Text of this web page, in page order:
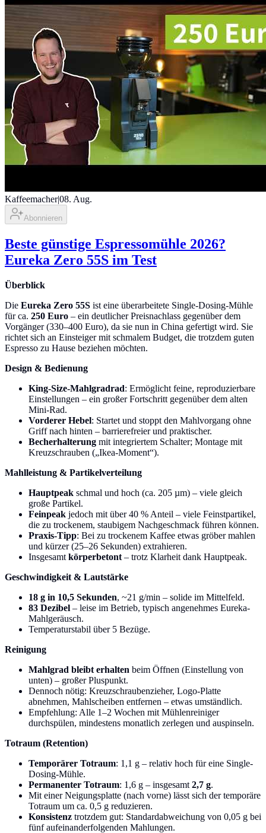
Kaffeemacher|08. Aug.
Abonnieren
Beste günstige Espressomühle 2026?
Eureka Zero 55S im Test
Überblick
Die Eureka Zero 55S ist eine überarbeitete Single-Dosing-Mühle
für ca. 250 Euro – ein deutlicher Preisnachlass gegenüber dem
Vorgänger (330–400 Euro), da sie nun in China gefertigt wird. Sie
richtet sich an Einsteiger mit schmalem Budget, die trotzdem guten
Espresso zu Hause beziehen möchten.
Design & Bedienung
King-Size-Mahlgradrad: Ermöglicht feine, reproduzierbare
Einstellungen – ein großer Fortschritt gegenüber dem alten
Mini-Rad.
Vorderer Hebel: Startet und stoppt den Mahlvorgang ohne
Griff nach hinten – barrierefreier und praktischer.
Becherhalterung mit integriertem Schalter; Montage mit
Kreuzschrauben („Ikea-Moment“).
Mahlleistung & Partikelverteilung
Hauptpeak schmal und hoch (ca. 205 µm) – viele gleich
große Partikel.
Feinpeak jedoch mit über 40 % Anteil – viele Feinstpartikel,
die zu trockenem, staubigem Nachgeschmack führen können.
Praxis-Tipp: Bei zu trockenem Kaffee etwas gröber mahlen
und kürzer (25–26 Sekunden) extrahieren.
Insgesamt körperbetont – trotz Klarheit dank Hauptpeak.
Geschwindigkeit & Lautstärke
18 g in 10,5 Sekunden, ~21 g/min – solide im Mittelfeld.
83 Dezibel – leise im Betrieb, typisch angenehmes Eureka-
Mahlgeräusch.
Temperaturstabil über 5 Bezüge.
Reinigung
Mahlgrad bleibt erhalten beim Öffnen (Einstellung von
unten) – großer Pluspunkt.
Dennoch nötig: Kreuzschraubenzieher, Logo-Platte
abnehmen, Mahlscheiben entfernen – etwas umständlich.
Empfehlung: Alle 1–2 Wochen mit Mühlenreiniger
durchspülen, mindestens monatlich zerlegen und auspinseln.
Totraum (Retention)
Temporärer Totraum: 1,1 g – relativ hoch für eine Single-
Dosing-Mühle.
Permanenter Totraum: 1,6 g – insgesamt 2,7 g.
Mit einer Neigungsplatte (nach vorne) lässt sich der temporäre
Totraum um ca. 0,5 g reduzieren.
Konsistenz trotzdem gut: Standardabweichung von 0,05 g bei
fünf aufeinanderfolgenden Mahlungen.